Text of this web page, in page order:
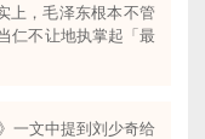
上，毛泽东根本不管
仁不让地执掌起「最
一文中提到刘少奇给